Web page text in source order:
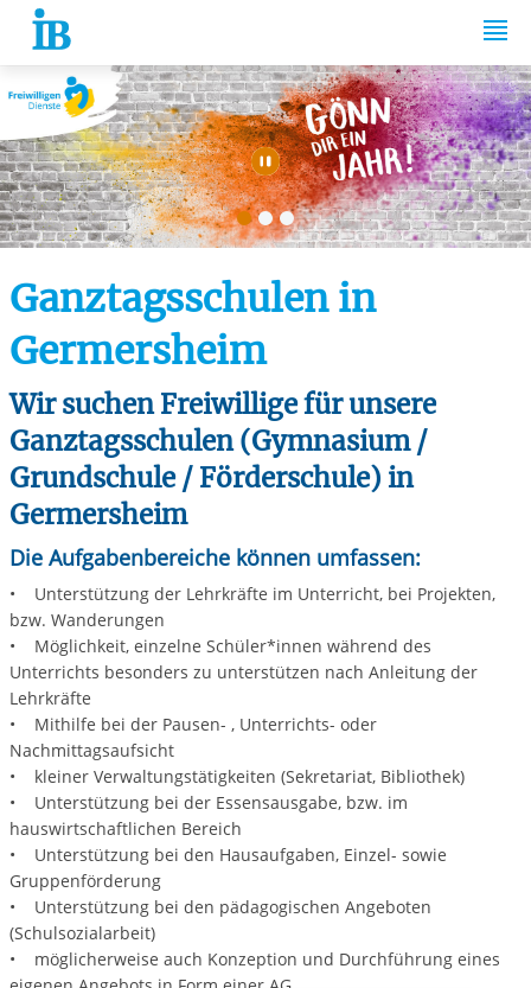
Springe zum Inhalt
Automatische
Ganztagsschulen in
Germersheim
Wir suchen Freiwillige für unsere
Ganztagsschulen (Gymnasium /
Grundschule / Förderschule) in
Germersheim
Die Aufgabenbereiche können umfassen:
• Unterstützung der Lehrkräfte im Unterricht, bei Projekten,
bzw. Wanderungen
• Möglichkeit, einzelne Schüler*innen während des
Unterrichts besonders zu unterstützen nach Anleitung der
Lehrkräfte
• Mithilfe bei der Pausen- , Unterrichts- oder
Nachmittagsaufsicht
• kleiner Verwaltungstätigkeiten (Sekretariat, Bibliothek)
• Unterstützung bei der Essensausgabe, bzw. im
hauswirtschaftlichen Bereich
• Unterstützung bei den Hausaufgaben, Einzel- sowie
Gruppenförderung
• Unterstützung bei den pädagogischen Angeboten
(Schulsozialarbeit)
• möglicherweise auch Konzeption und Durchführung eines